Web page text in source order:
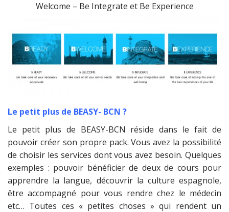
Welcome – Be Integrate et Be Experience
Le petit plus de BEASY- BCN ?
Le petit plus de BEASY-BCN réside dans le fait de
pouvoir créer son propre pack. Vous avez la possibilité
de choisir les services dont vous avez besoin. Quelques
exemples : pouvoir bénéficier de deux de cours pour
apprendre la langue, découvrir la culture espagnole,
être accompagné pour vous rendre chez le médecin
etc… Toutes ces « petites choses » qui rendent un